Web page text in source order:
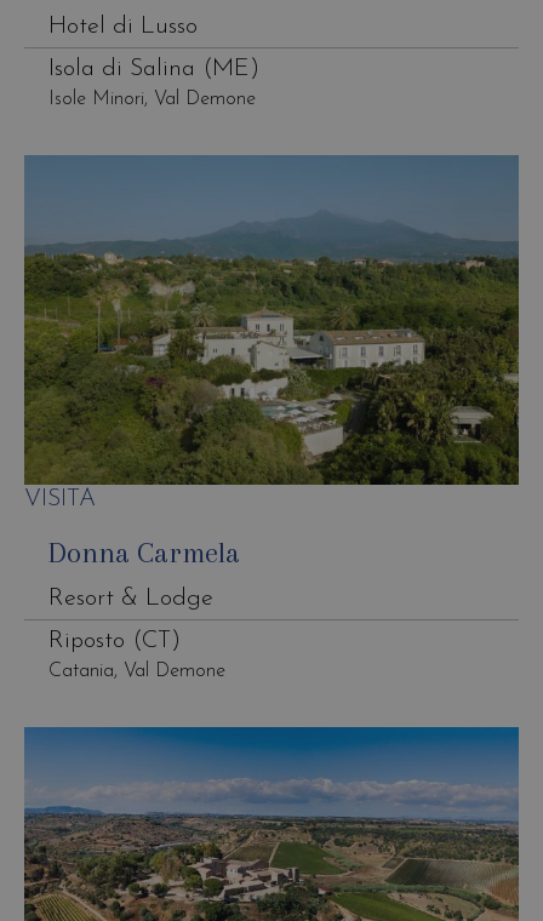
Hotel di Lusso
Isola di Salina (ME)
Isole Minori, Val Demone
VISITA
Donna Carmela
Resort & Lodge
Riposto (CT)
Catania, Val Demone